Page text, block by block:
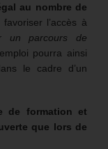
au nombre de
l’accès à
un parcours de
pourra ainsi
le cadre d’un
de formation et
que lors de